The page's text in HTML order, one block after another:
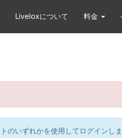
Liveloxについて 料金
のいずれかを使用してログインし